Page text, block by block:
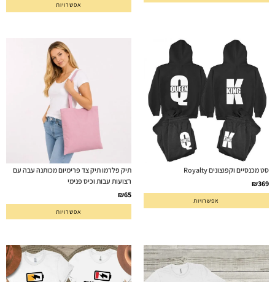
אפשרויות
סט מכנסיים וקפוצונים Royalty
₪369
אפשרויות
תיק פלרמו תיק צד פרימיום מכותנה עבה עם
רצועות עבות וכיס פנימי
₪65
אפשרויות